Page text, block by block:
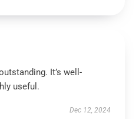
It’s well-
useful.
Dec 12, 2024